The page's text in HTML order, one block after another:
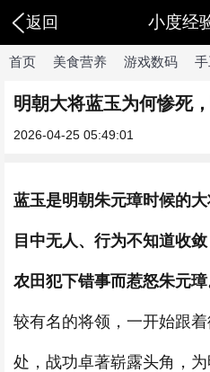
返回 小度经
首页 美食营养 游戏数码
明朝大将蓝玉为何惨死
2026-04-25 05:49:01
蓝玉是明朝朱元璋时候的
目中无人、行为不知道收
农田犯下错事而惹怒朱元璋
较有名的将领，一开始跟
处，战功卓著崭露头角，